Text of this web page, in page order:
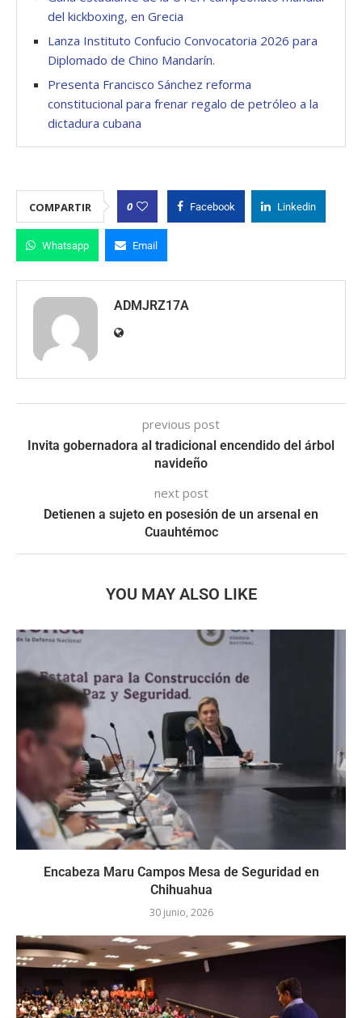
del kickboxing, en Grecia
Lanza Instituto Confucio Convocatoria 2026 para
Diplomado de Chino Mandarín.
Presenta Francisco Sánchez reforma
constitucional para frenar regalo de petróleo a la
dictadura cubana
COMPARTIR 0 Facebook Linkedin
Whatsapp Email
ADMJRZ17A
previous post
Invita gobernadora al tradicional encendido del árbol
navideño
next post
Detienen a sujeto en posesión de un arsenal en
Cuauhtémoc
YOU MAY ALSO LIKE
Encabeza Maru Campos Mesa de Seguridad en
Chihuahua
30 junio, 2026